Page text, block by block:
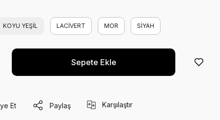
KOYU YEŞİL LACİVERT MOR SİYAH
Sepete Ekle
Et Paylaş Karşılaştır